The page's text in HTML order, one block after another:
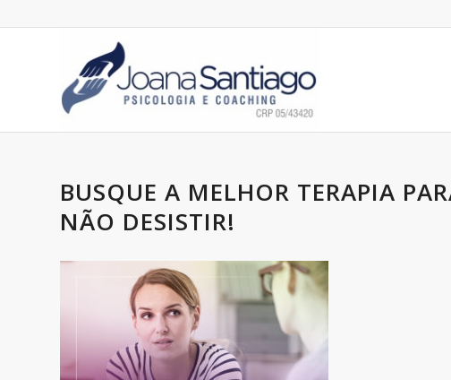
BUSQUE A MELHOR TERAPIA
NÃO DESISTIR!